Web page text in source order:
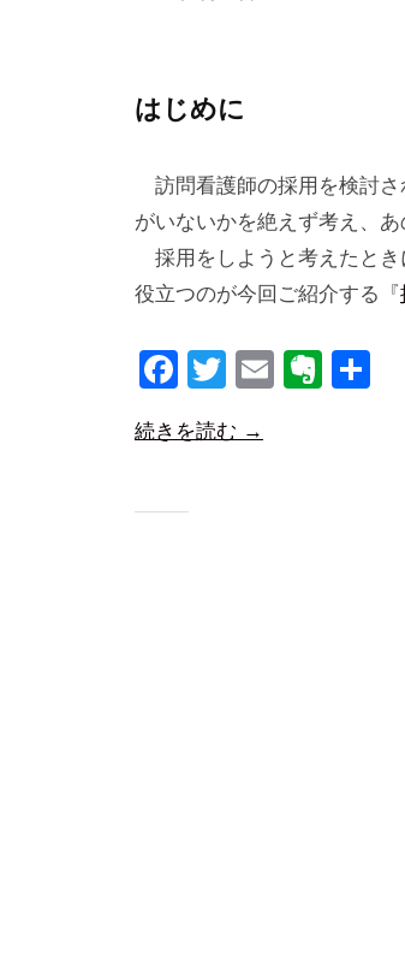
s
m
a
n
a
i
c
はじめに
訪問看護師の採用を検討さ
がいないかを絶えず考え、
採用をしようと考えたとき
役立つのが今回ご紹介する『
F
c
b
T
tt
E
E
続きを読む →